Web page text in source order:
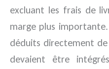
excluant les frais de
marge plus
déduits directement de
devaient être